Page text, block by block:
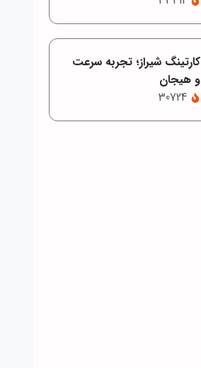
کارتینگ شیراز؛ تجربه سرعت
و هیجان
30724